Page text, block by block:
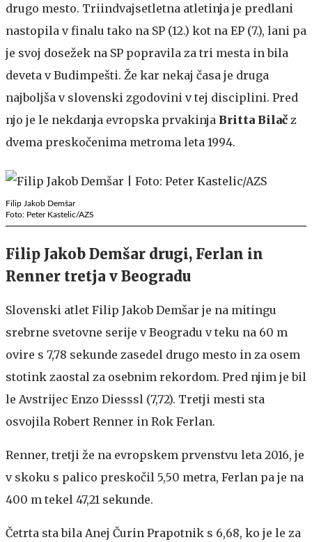
drugo mesto. Triindvajsetletna atletinja je predlani
nastopila v finalu tako na SP (12.) kot na EP (7.), lani pa
je svoj dosežek na SP popravila za tri mesta in bila
deveta v Budimpešti. Že kar nekaj časa je druga
najboljša v slovenski zgodovini v tej disciplini. Pred
njo je le nekdanja evropska prvakinja Britta Bilač z
dvema preskočenima metroma leta 1994.
Filip Jakob Demšar
Foto: Peter Kastelic/AZS
Filip Jakob Demšar drugi, Ferlan in
Renner tretja v Beogradu
Slovenski atlet Filip Jakob Demšar je na mitingu
srebrne svetovne serije v Beogradu v teku na 60 m
ovire s 7,78 sekunde zasedel drugo mesto in za osem
stotink zaostal za osebnim rekordom. Pred njim je bil
le Avstrijec Enzo Diesssl (7,72). Tretji mesti sta
osvojila Robert Renner in Rok Ferlan.
Renner, tretji že na evropskem prvenstvu leta 2016, je
v skoku s palico preskočil 5,50 metra, Ferlan pa je na
400 m tekel 47,21 sekunde.
Četrta sta bila Anej Čurin Prapotnik s 6,68, ko je le za